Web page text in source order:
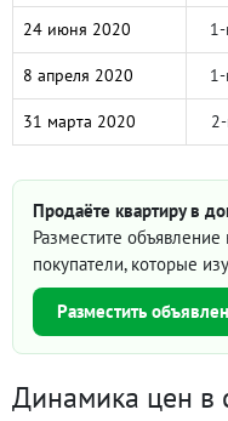
24 июня 2020
8 апреля 2020
31 марта 2020
Продаёте квартиру в
Разместите
покупатели, которые
Разместить
Динамика цен в